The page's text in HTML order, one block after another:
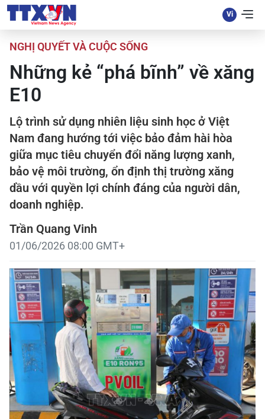
NGHỊ QUYẾT VÀ CUỘC SỐNG
Những kẻ “phá bĩnh” về xăng
E10
Lộ trình sử dụng nhiên liệu sinh học ở Việt
Nam đang hướng tới việc bảo đảm hài hòa
giữa mục tiêu chuyển đổi năng lượng xanh,
bảo vệ môi trường, ổn định thị trường xăng
dầu với quyền lợi chính đáng của người dân,
doanh nghiệp.
Trần Quang Vinh
01/06/2026 08:00 GMT+